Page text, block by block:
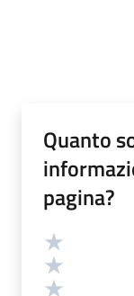
Quanto
pagina?
Valutazione